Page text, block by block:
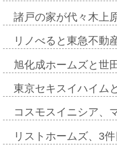
諸戸の家が代々木上
リノべると東急不動
旭化成ホームズと世
東京セキスイハイム
コスモスイニシア、
リストホームズ、3